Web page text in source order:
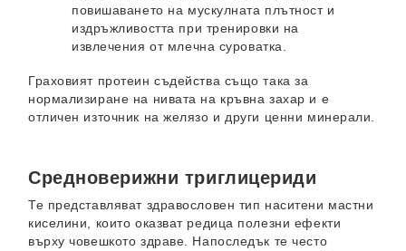
повишаването на мускулната плътност и
издръжливостта при тренировки на
извлечения от млечна суроватка.
Граховият протеин съдейства също така за
нормализиране на нивата на кръвна захар и е
отличен източник на желязо и други ценни минерали.
Средноверижни триглицериди
Те представляват здравословен тип наситени мастни
киселини, които оказват редица полезни ефекти
върху човешкото здраве. Напоследък те често